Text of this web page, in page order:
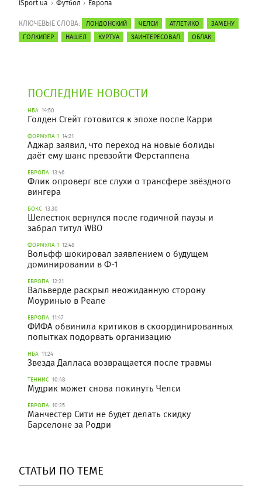
iSport.ua Футбол Европа
КЛЮЧЕВЫЕ СЛОВА: ЛОНДОНСКИЙ ЧЕЛСИ АТЛЕТИКО
ЗАМЕНУ
ГОЛКИПЕР
НАШЕЛ КУРТУА ЗАИНТЕРЕСОВАЛ ОБЛАК
ПОСЛЕДНИЕ НОВОСТИ
НБА 14:50
Голден Стейт готовится к эпохе после Карри
ФОРМУЛА 1 14:21
Аджар заявил, что переход на новые болиды
даёт ему шанс превзойти Ферстаппена
ЕВРОПА 13:46
Флик опроверг все слухи о трансфере звёздного
вингера
БОКС 13:30
Шелестюк вернулся после годичной паузы и
забрал титул WBO
ФОРМУЛА 1 12:48
Вольфф шокировал заявлением о будущем
доминировании в Ф-1
ЕВРОПА 12:21
Вальверде раскрыл неожиданную сторону
Моуринью в Реале
ЕВРОПА 11:47
ФИФА обвинила критиков в скоординированных
попытках подорвать организацию
НБА 11:24
Звезда Далласа возвращается после травмы
ТЕННИС 10:48
Мудрик может снова покинуть Челси
ЕВРОПА 10:25
Манчестер Сити не будет делать скидку
Барселоне за Родри
СТАТЬИ ПО ТЕМЕ